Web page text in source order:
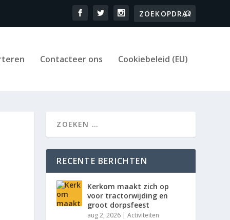
Contacteer ons Cookiebeleid (EU)
RECENTE BERICHTEN
Kerkom maakt zich op
voor tractorwijding en
groot dorpsfeest
aug 2, 2026 |Activiteiten